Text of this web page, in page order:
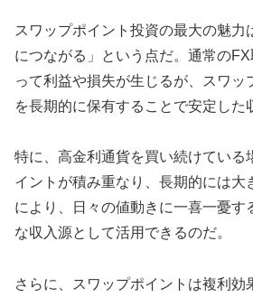
スワップポイント投資の最大の魅力
につながる」という点だ。通常の
って利益や損失が生じるが、スワッ
を長期的に保有することで安定した
特に、高金利通貨を買い続けている
イントが積み重なり、長期的には大
により、日々の値動きに一喜一憂す
な収入源として活用できるのだ。
さらに、スワップポイントは複利効